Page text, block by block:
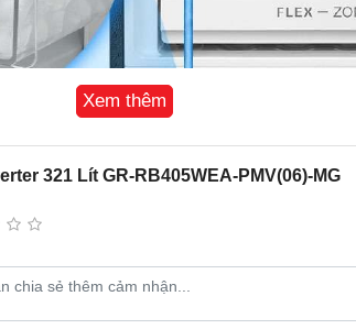
Xem thêm
321 Lít GR-RB405WEA-PMV(06)-MG